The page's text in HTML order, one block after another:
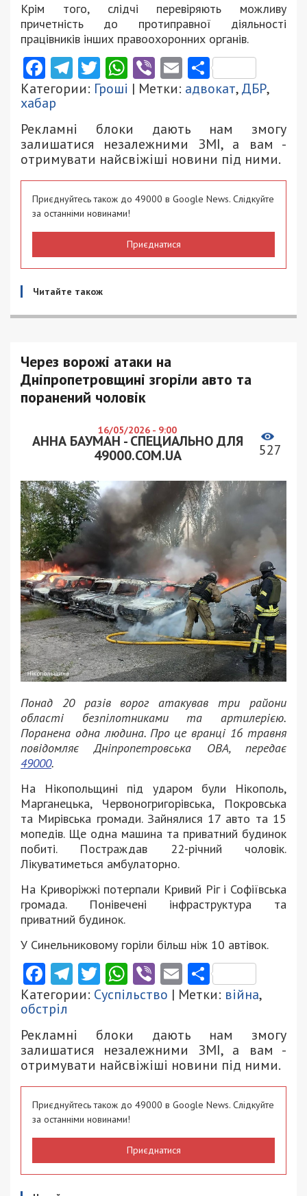
Крім того, слідчі перевіряють можливу
причетність до протиправної діяльності
працівників інших правоохоронних органів.
Facebook
Telegram
Twitter
WhatsApp
ViberEmail
Категории: Гроші | Метки: адвокат,ДБР,
хабар
Рекламні блоки дають нам змогу
залишатися незалежними ЗМІ, а вам -
отримувати найсвіжіші новини під ними.
Приєднуйтесь також до 49000 в Google News. Слідкуйте
за останніми новинами!
Приєднатися
Читайте також
Через ворожі атаки на
Дніпропетровщині згоріли авто та
поранений чоловік
16/05/2026 - 9:00
АННА БАУМАН - СПЕЦИАЛЬНО ДЛЯ
49000.COM.UA
527
Понад 20 разів ворог атакував три райони
області безпілотниками та артилерією.
Поранена одна людина. Про це вранці 16 травня
повідомляє Дніпропетровська ОВА, передає
49000.
На Нікопольщині під ударом були Нікополь,
Марганецька, Червоногригорівська, Покровська
та Мирівська громади. Зайнялися 17 авто та 15
мопедів. Ще одна машина та приватний будинок
побиті. Постраждав 22-річний чоловік.
Лікуватиметься амбулаторно.
На Криворіжжі потерпали Кривий Ріг і Софіївська
громада. Понівечені інфраструктура та
приватний будинок.
У Синельниковому горіли більш ніж 10 автівок.
Facebook
Telegram
Twitter
WhatsApp
ViberEmail
Категории: Суспільство | Метки: війна,
обстріл
Рекламні блоки дають нам змогу
залишатися незалежними ЗМІ, а вам -
отримувати найсвіжіші новини під ними.
Приєднуйтесь також до 49000 в Google News. Слідкуйте
за останніми новинами!
Приєднатися